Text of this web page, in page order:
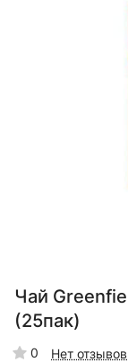
Чай
(25пак)
0 Нет отзывов